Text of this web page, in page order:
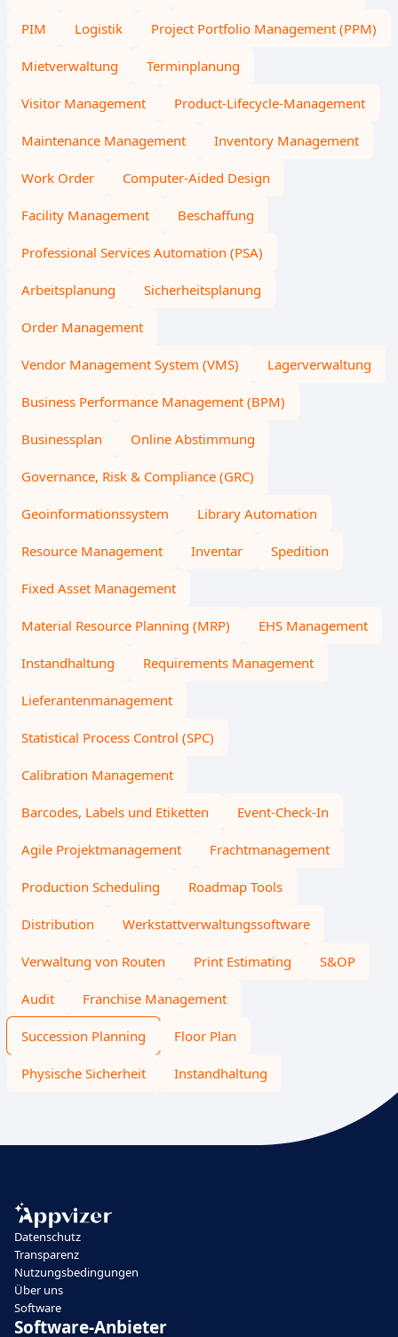
PIM Logistik Project Portfolio Management (PPM)
Mietverwaltung Terminplanung
Visitor Management Product-Lifecycle-Management
Maintenance Management Inventory Management
Work Order Computer-Aided Design
Facility Management Beschaffung
Professional Services Automation (PSA)
Arbeitsplanung Sicherheitsplanung
Order Management
Vendor Management System (VMS) Lagerverwaltung
Business Performance Management (BPM)
Businessplan Online Abstimmung
Governance, Risk & Compliance (GRC)
Geoinformationssystem Library Automation
Resource Management Inventar Spedition
Fixed Asset Management
Material Resource Planning (MRP) EHS Management
Instandhaltung Requirements Management
Lieferantenmanagement
Statistical Process Control (SPC)
Calibration Management
Barcodes, Labels und Etiketten Event-Check-In
Agile Projektmanagement Frachtmanagement
Production Scheduling Roadmap Tools
Distribution Werkstattverwaltungssoftware
Verwaltung von Routen Print Estimating S&OP
Audit Franchise Management
Succession Planning Floor Plan
Physische Sicherheit Instandhaltung
Datenschutz
Transparenz
Nutzungsbedingungen
Über uns
Software
Software-Anbieter